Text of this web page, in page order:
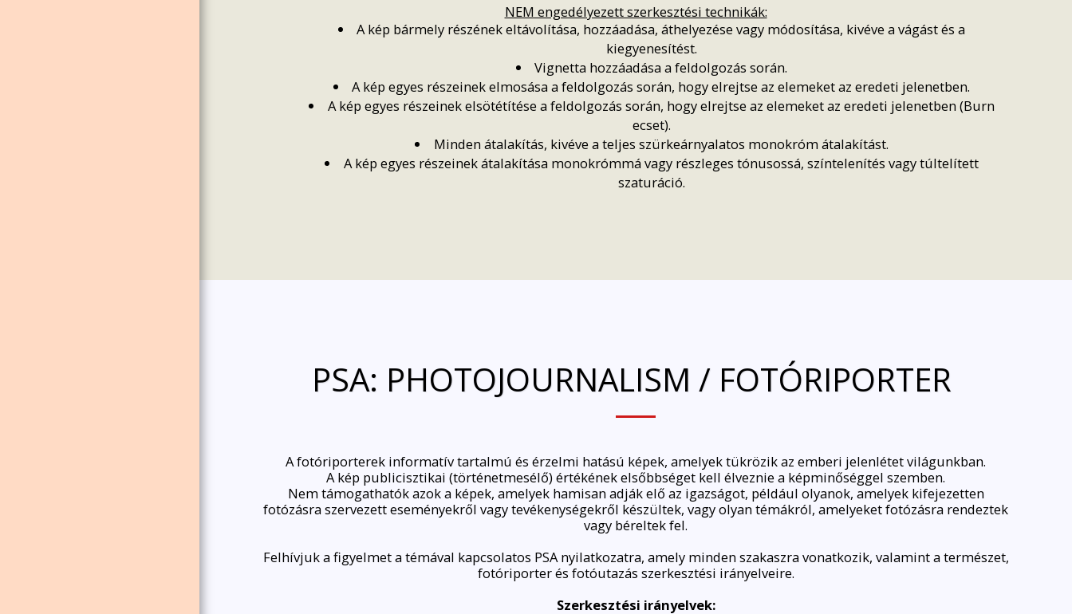
NEM engedélyezett szerkesztési technikák:
A kép bármely részének eltávolítása, hozzáadása, áthelyezése vagy módosítása, kivéve a vágást és a
kiegyenesítést.
Vignetta hozzáadása a feldolgozás során.
A kép egyes részeinek elmosása a feldolgozás során, hogy elrejtse az elemeket az eredeti jelenetben.
A kép egyes részeinek elsötétítése a feldolgozás során, hogy elrejtse az elemeket az eredeti jelenetben (Burn
ecset).
Minden átalakítás, kivéve a teljes szürkeárnyalatos monokróm átalakítást.
A kép egyes részeinek átalakítása monokrómmá vagy részleges tónusossá, színtelenítés vagy túltelített
szaturáció.
PSA: PHOTOJOURNALISM / FOTÓRIPORTER
A fotóriporterek informatív tartalmú és érzelmi hatású képek, amelyek tükrözik az emberi jelenlétet világunkban.
A kép publicisztikai (történetmesélő) értékének elsőbbséget kell élveznie a képminőséggel szemben.
Nem támogathatók azok a képek, amelyek hamisan adják elő az igazságot, például olyanok, amelyek kifejezetten
fotózásra szervezett eseményekről vagy tevékenységekről készültek, vagy olyan témákról, amelyeket fotózásra rendeztek
vagy béreltek fel.
Felhívjuk a figyelmet a témával kapcsolatos PSA nyilatkozatra, amely minden szakaszra vonatkozik, valamint a természet,
fotóriporter és fotóutazás szerkesztési irányelveire.
Szerkesztési irányelvek: